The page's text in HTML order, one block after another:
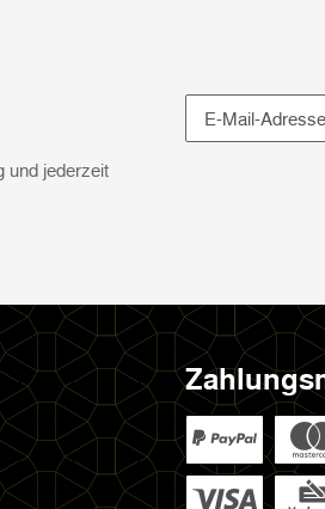
und jederzeit